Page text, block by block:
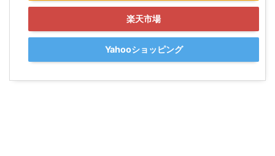
楽天市場
Yahooショッピング